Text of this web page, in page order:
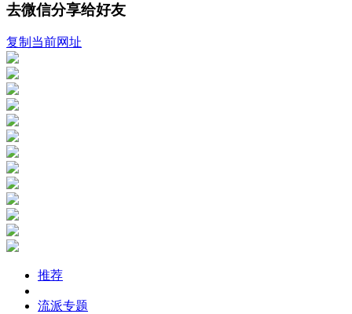
去微信分享给好友
复制当前网址
推荐
流派专题